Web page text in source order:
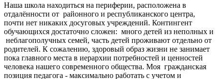
Наша школа находиться на периферии, расположена в
отдалённости от районного и республиканского центра,
почти нет никаких досуговых учреждений. Контингент
обучающихся достаточно сложен: много детей из неполных и
неблагополучных семей, часть детей проживают отдельно от
родителей. К сожалению, здоровый образ жизни не занимает
пока главного места в иерархии потребностей и ценностей
человека нашего современного общества. Моя гражданская
позиция педагога - максимально работать с учетом и